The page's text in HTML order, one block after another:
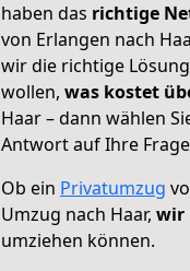
haben das richtige
von Erlangen nach
wir die richtige
wollen, was kostet
Haar – dann wählen
Antwort auf Ihre
Ob ein Privatumzug
Umzug nach Haar, wir
umziehen können.